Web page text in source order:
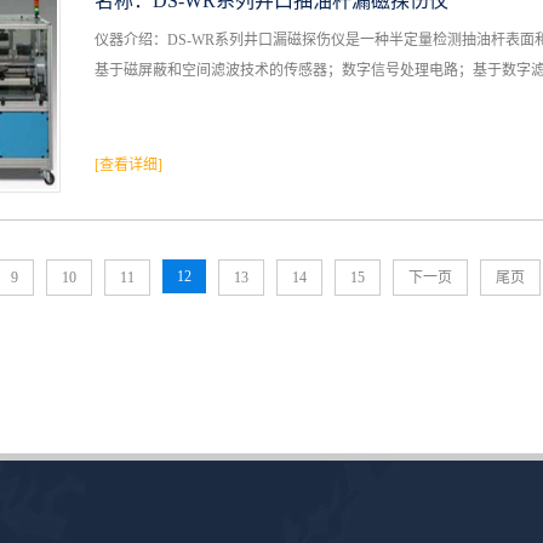
仪器介绍：DS-WR系列井口漏磁探伤仪是一种半定量检测抽油杆表
基于磁屏蔽和空间滤波技术的传感器；数字信号处理电路；基于数字
[查看详细]
9 10 11 12 13 14 15 下一页 尾页